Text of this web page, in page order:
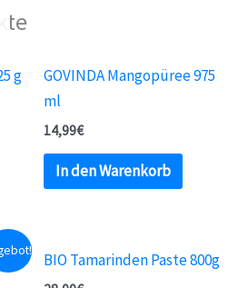
g
GOVINDA Mangopüree 975
ml
14,99€
In den Warenkorb
BIO Tamarinden Paste 800g